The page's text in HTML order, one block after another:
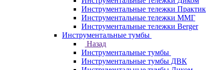
Инструментальные тележки Практик
Инструментальные тележки ММГ
Инструментальные тележки Berger
Инструментальные тумбы
Назад
Инструментальные тумбы
Инструментальные тумбы ДВК